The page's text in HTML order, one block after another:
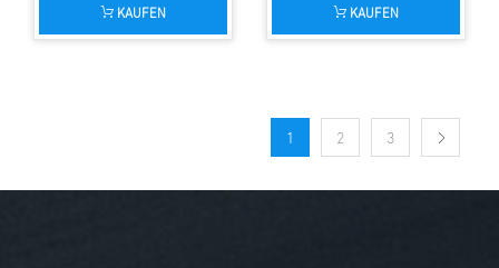
KAUFEN KAUFEN
1 2 3